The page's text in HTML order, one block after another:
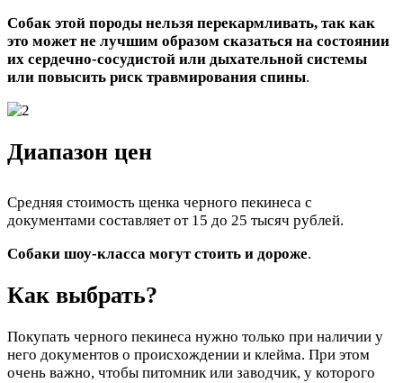
Собак этой породы нельзя перекармливать, так как
это может не лучшим образом сказаться на состоянии
их сердечно-сосудистой или дыхательной системы
или повысить риск травмирования спины.
Диапазон цен
Средняя стоимость щенка черного пекинеса с
документами составляет от 15 до 25 тысяч рублей.
Собаки шоу-класса могут стоить и дороже.
Как выбрать?
Покупать черного пекинеса нужно только при наличии у
него документов о происхождении и клейма. При этом
очень важно, чтобы питомник или заводчик, у которого